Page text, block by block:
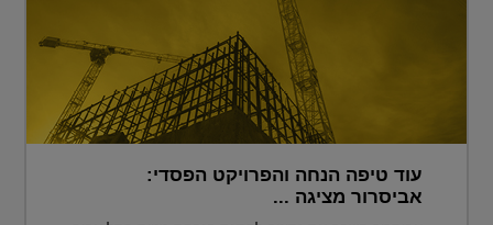
עוד טיפה הנחה והפרויקט הפסדי:
אביסרור מציגה ...